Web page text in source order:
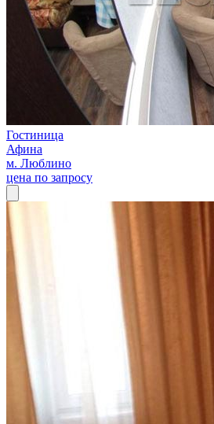
Гостиница
Афина
м. Люблино
цена по запросу